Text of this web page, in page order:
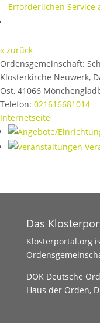
Erforderlichen
« zurück
Ordensgemeinschaft:
Klosterkirche Neuwerk,
Ost, 41066
Telefon: 021616681014
Internetseite
Das
Klosterportal.org
DOK Deutsche
Haus der Orden,